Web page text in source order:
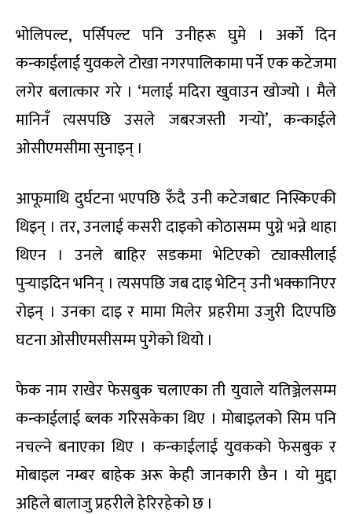
भोलिपल्ट, पर्सिपल्ट पनि उनीहरू घुमे । अर्को दिन
कन्काईलाई युवकले टोखा नगरपालिकामा पर्ने एक कटेजमा
लगेर बलात्कार गरे । ‘मलाई मदिरा खुवाउन खोज्यो । मैले
मानिनँ त्यसपछि उसले जबरजस्ती गर्‍यो’, कन्काईले
ओसीएमसीमा सुनाइन् ।
आफूमाथि दुर्घटना भएपछि रुँदै उनी कटेजबाट निस्किएकी
थिइन् । तर, उनलाई कसरी दाइको कोठासम्म पुग्ने भन्ने थाहा
थिएन । उनले बाहिर सडकमा भेटिएको ट्याक्सीलाई
पुर्‍याइदिन भनिन् । त्यसपछि जब दाइ भेटिन् उनी भक्कानिएर
रोइन् । उनका दाइ र मामा मिलेर प्रहरीमा उजुरी दिएपछि
घटना ओसीएमसीसम्म पुगेको थियो ।
फेक नाम राखेर फेसबुक चलाएका ती युवाले यतिञ्जेलसम्म
कन्काईलाई ब्लक गरिसकेका थिए । मोबाइलको सिम पनि
नचल्ने बनाएका थिए । कन्काईलाई युवकको फेसबुक र
मोबाइल नम्बर बाहेक अरू केही जानकारी छैन । यो मुद्दा
अहिले बालाजु प्रहरीले हेरिरहेको छ ।